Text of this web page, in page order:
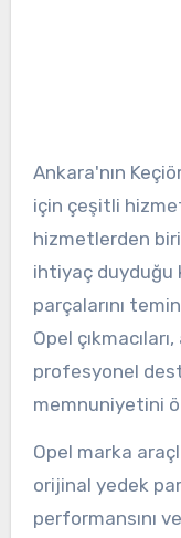
Ankara'nın
için çeşitli
hizmetlerden
ihtiyaç duyduğu
parçalarını
Opel
profesyonel
memnuniyetini
Opel marka
orijinal yedek
performansını